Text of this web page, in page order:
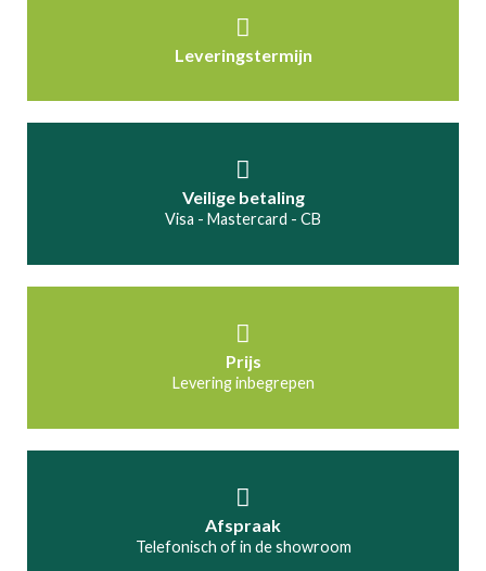
Leveringstermijn
Veilige betaling
Visa - Mastercard - CB
Prijs
Levering inbegrepen
Afspraak
Telefonisch of in de showroom